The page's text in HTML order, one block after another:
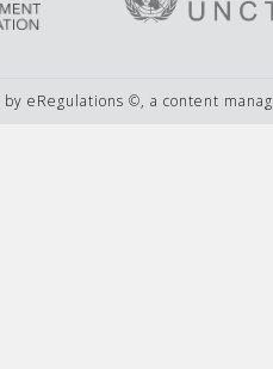
by eRegulations ©, a content